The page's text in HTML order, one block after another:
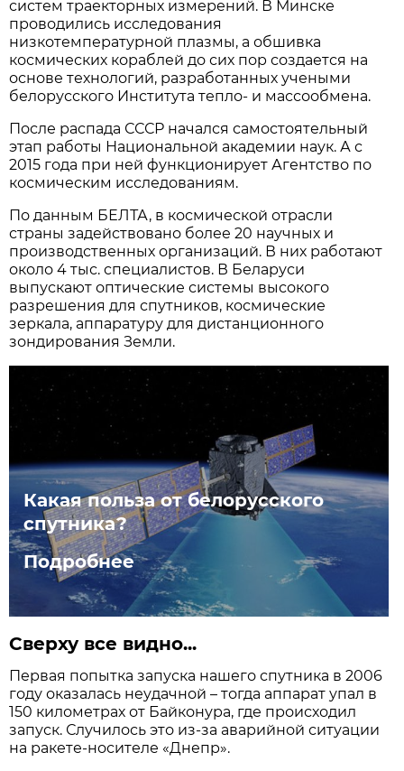
систем траекторных измерений. В Минске
проводились исследования
низкотемпературной плазмы, а обшивка
космических кораблей до сих пор создается на
основе технологий, разработанных учеными
белорусского Института тепло- и массообмена.
После распада СССР начался самостоятельный
этап работы Национальной академии наук. А с
2015 года при ней функционирует Агентство по
космическим исследованиям.
По данным БЕЛТА, в космической отрасли
страны задействовано более 20 научных и
производственных организаций. В них работают
около 4 тыс. специалистов. В Беларуси
выпускают оптические системы высокого
разрешения для спутников, космические
зеркала, аппаратуру для дистанционного
зондирования Земли.
Какая польза от белорусского
спутника?
Подробнее
Сверху все видно...
Первая попытка запуска нашего спутника в 2006
году оказалась неудачной – тогда аппарат упал в
150 километрах от Байконура, где происходил
запуск. Случилось это из-за аварийной ситуации
на ракете-носителе «Днепр».